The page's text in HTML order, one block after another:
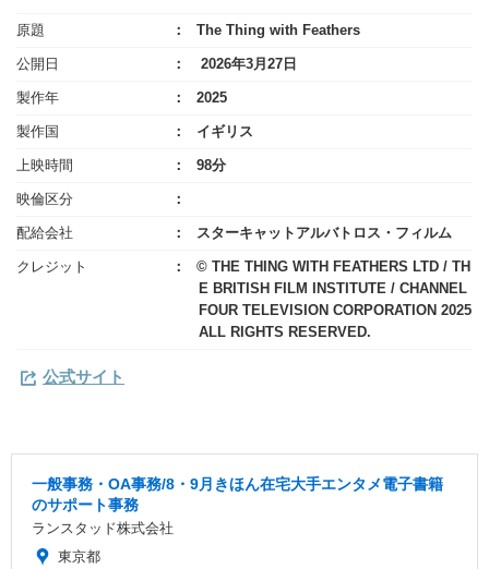
原題 The Thing with Feathers
公開日 2026年3月27日
製作年 2025
製作国 イギリス
上映時間 98分
映倫区分
配給会社 スターキャットアルバトロス・フィルム
クレジット
© THE THING WITH FEATHERS LTD / TH
E BRITISH FILM INSTITUTE / CHANNEL
FOUR TELEVISION CORPORATION 2025
ALL RIGHTS RESERVED.
公式サイト
一般事務・OA事務/8・9月きほん在宅大手エンタメ電子書籍
のサポート事務
ランスタッド株式会社
東京都